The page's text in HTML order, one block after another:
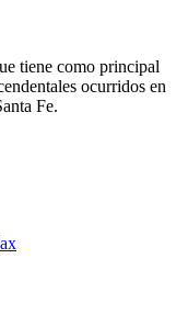
tiene como principal
ocurridos en
Fe.